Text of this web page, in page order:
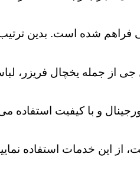
شده است. بدین
از جمله یخچال فریزر،
و با کیفیت استفاده
این خدمات استفاده